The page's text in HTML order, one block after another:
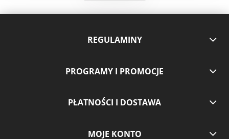
REGULAMINY
PROGRAMY I PROMOCJE
PŁATNOŚCI I DOSTAWA
MOJE KONTO